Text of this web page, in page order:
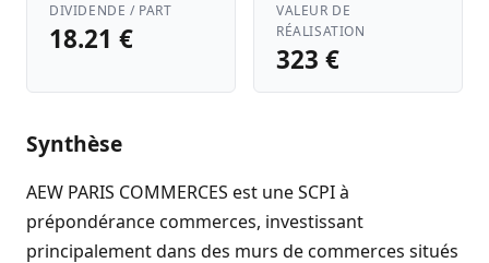
DIVIDENDE / PART
18.21 €
VALEUR DE
RÉALISATION
323 €
Synthèse
AEW PARIS COMMERCES est une SCPI à
prépondérance commerces, investissant
principalement dans des murs de commerces situés